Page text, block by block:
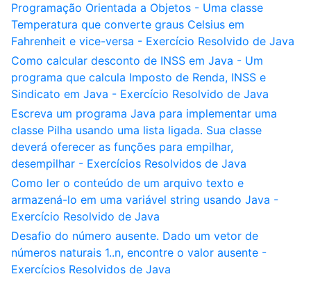
Programação Orientada a Objetos - Uma classe
Temperatura que converte graus Celsius em
Fahrenheit e vice-versa - Exercício Resolvido de Java
Como calcular desconto de INSS em Java - Um
programa que calcula Imposto de Renda, INSS e
Sindicato em Java - Exercício Resolvido de Java
Escreva um programa Java para implementar uma
classe Pilha usando uma lista ligada. Sua classe
deverá oferecer as funções para empilhar,
desempilhar - Exercícios Resolvidos de Java
Como ler o conteúdo de um arquivo texto e
armazená-lo em uma variável string usando Java -
Exercício Resolvido de Java
Desafio do número ausente. Dado um vetor de
números naturais 1..n, encontre o valor ausente -
Exercícios Resolvidos de Java